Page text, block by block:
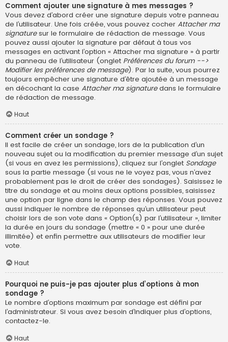
Comment ajouter une signature à mes messages ?
Vous devez d’abord créer une signature depuis votre panneau
de l’utilisateur. Une fois créée, vous pouvez cocher Attacher ma
signaturesur le formulaire de rédaction de message. Vous
pouvez aussi ajouter la signature par défaut à tous vos
messages en activant l’option « Attacher ma signature » à partir
du panneau de l’utilisateur (onglet Préférences du forum -->
Modifier les préférences de message). Par la suite, vous pourrez
toujours empêcher une signature d’être ajoutée à un message
en décochant la case Attacher ma signaturedans le formulaire
de rédaction de message.
Haut
Comment créer un sondage ?
Il est facile de créer un sondage, lors de la publication d’un
nouveau sujet ou la modification du premier message d’un sujet
(si vous en avez les permissions), cliquez sur l’onglet Sondage
sous la partie message (si vous ne le voyez pas, vous n’avez
probablement pas le droit de créer des sondages). Saisissez le
titre du sondage et au moins deux options possibles, saisissez
une option par ligne dans le champ des réponses. Vous pouvez
aussi indiquer le nombre de réponses qu’un utilisateur peut
choisir lors de son vote dans « Option(s) par l’utilisateur », limiter
la durée en jours du sondage (mettre « 0 » pour une durée
illimitée) et enfin permettre aux utilisateurs de modifier leur
vote.
Haut
Pourquoi ne puis-je pas ajouter plus d’options à mon
sondage ?
Le nombre d’options maximum par sondage est défini par
l’administrateur. Si vous avez besoin d’indiquer plus d’options,
contactez-le.
Haut